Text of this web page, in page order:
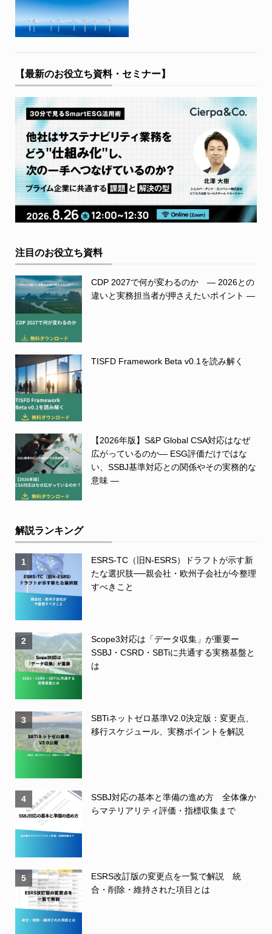
【最新のお役立ち資料・セミナー】
注目のお役立ち資料
CDP 2027で何が変わるのか ― 2026との
違いと実務担当者が押さえたいポイント ―
TISFD Framework Beta v0.1を読み解く
【2026年版】S&P Global CSA対応はなぜ
広がっているのか― ESG評価だけではな
い、SSBJ基準対応との関係やその実務的な
意味 ―
解説ランキング
1
ESRS-TC（旧N-ESRS）ドラフトが示す新
たな選択肢──親会社・欧州子会社が今整理
すべきこと
2
Scope3対応は「データ収集」が重要ー
SSBJ・CSRD・SBTiに共通する実務基盤と
は
3
SBTiネットゼロ基準V2.0決定版：変更点、
移行スケジュール、実務ポイントを解説
4
SSBJ対応の基本と準備の進め方 全体像か
らマテリアリティ評価・指標収集まで
5
ESRS改訂版の変更点を一覧で解説 統
合・削除・維持された項目とは